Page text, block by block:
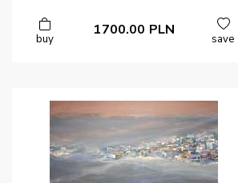
buy
1700.00 PLN
save